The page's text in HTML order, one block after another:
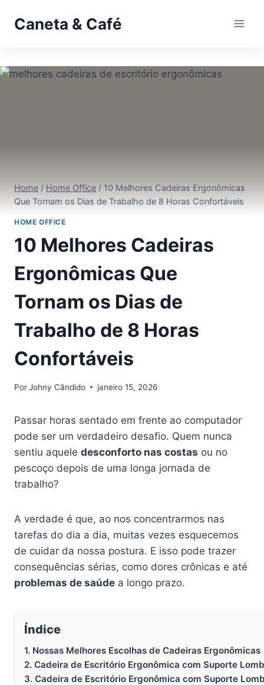
paraCaneta & Café
Home / Home Office / 10 Melhores Cadeiras Ergonômicas
Que Tornam os Dias de Trabalho de 8 Horas Confortáveis
HOME OFFICE
10 Melhores Cadeiras
Ergonômicas Que
Tornam os Dias de
Trabalho de 8 Horas
Confortáveis
PorJohny Cândido janeiro 15, 2026
Passar horas sentado em frente ao computador
pode ser um verdadeiro desafio. Quem nunca
sentiu aquele desconforto nas costas ou no
pescoço depois de uma longa jornada de
trabalho?
A verdade é que, ao nos concentrarmos nas
tarefas do dia a dia, muitas vezes esquecemos
de cuidar da nossa postura. E isso pode trazer
consequências sérias, como dores crônicas e até
problemas de saúde a longo prazo.
Índice
1. Nossas Melhores Escolhas de Cadeiras Ergonômicas
2. Cadeira de Escritório Ergonômica com Suporte
3. Cadeira de Escritório Ergonômica com Suporte